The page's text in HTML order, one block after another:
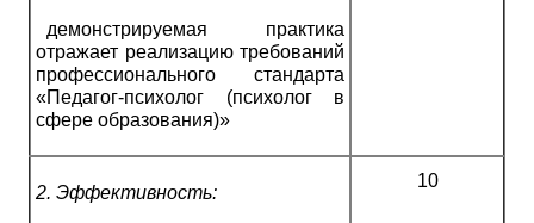
демонстрируемая практика
отражает реализацию требований
профессионального стандарта
«Педагог-психолог (психолог в
сфере образования)»
2. Эффективность:
10